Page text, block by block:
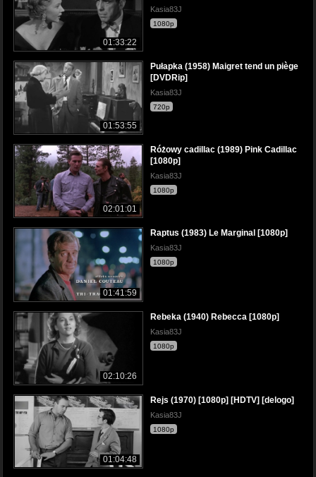
01:33:22
Kasia83J
1080p
01:53:55
Pułapka (1958) Maigret tend un piège
[DVDRip]
Kasia83J
720p
02:01:01
Różowy cadillac (1989) Pink Cadillac
[1080p]
Kasia83J
1080p
01:41:59
Raptus (1983) Le Marginal [1080p]
Kasia83J
1080p
02:10:26
Rebeka (1940) Rebecca [1080p]
Kasia83J
1080p
01:04:48
Rejs (1970) [1080p] [HDTV] [delogo]
Kasia83J
1080p